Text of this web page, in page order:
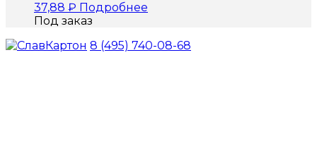
37,88 ₽ Подробнее
Под заказ
8 (495) 740-08-68